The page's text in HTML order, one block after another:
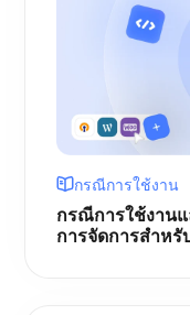
กรณีการใช้งาน
กรณีการใช้งานแ
การจัดการสำหรั